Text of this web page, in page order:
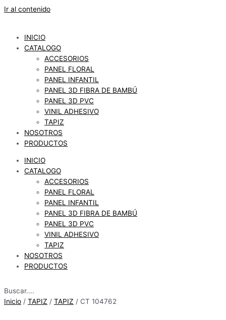
Ir al contenido
INICIO
CATALOGO
ACCESORIOS
PANEL FLORAL
PANEL INFANTIL
PANEL 3D FIBRA DE BAMBÚ
PANEL 3D PVC
VINIL ADHESIVO
TAPIZ
NOSOTROS
PRODUCTOS
INICIO
CATALOGO
ACCESORIOS
PANEL FLORAL
PANEL INFANTIL
PANEL 3D FIBRA DE BAMBÚ
PANEL 3D PVC
VINIL ADHESIVO
TAPIZ
NOSOTROS
PRODUCTOS
Buscar....
Inicio / TAPIZ / TAPIZ / CT 104762